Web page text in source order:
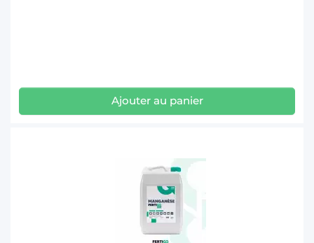
Ajouter au panier